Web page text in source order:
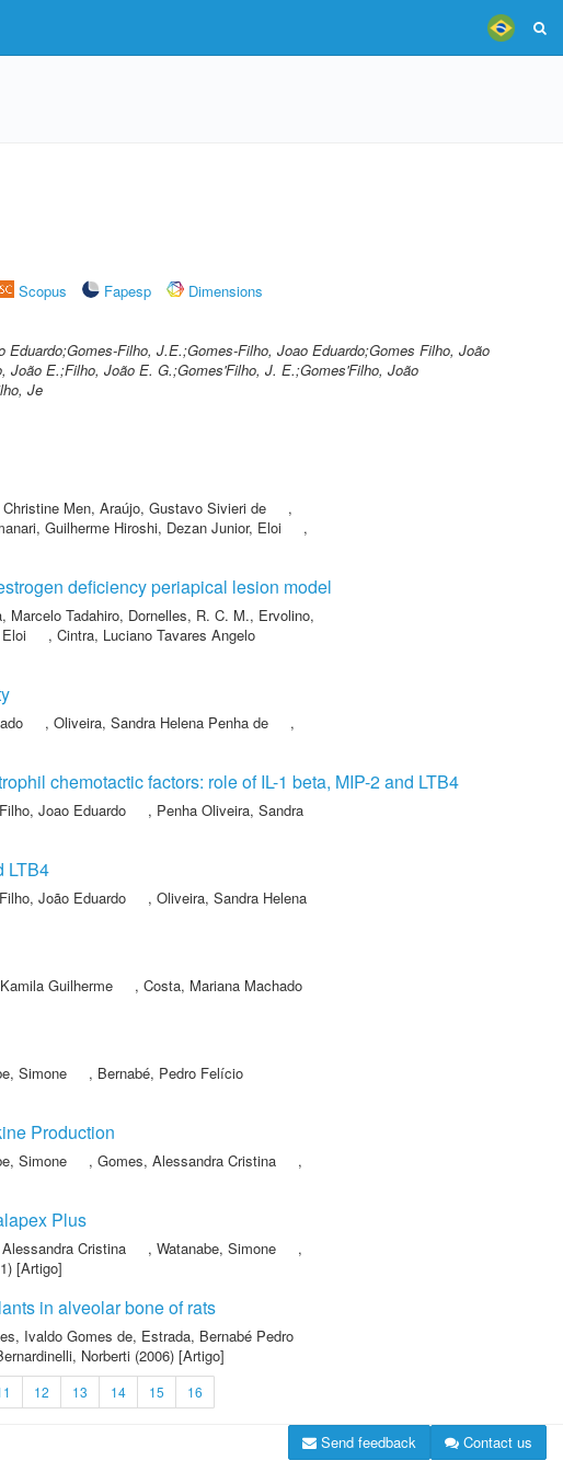
Scopus Fapesp
Dimensions
Filho, J.E.;Gomes-Filho, Joao Eduardo;Gomes Filho, João
João E.;Filho, João E. G.;Gomes'Filho, J. E.;Gomes'Filho, João
Je
Men, Araújo, Gustavo Sivieri de
,
Guilherme Hiroshi, Dezan Junior, Eloi
,
deficiency periapical lesion model
Marcelo Tadahiro, Dornelles, R. C. M., Ervolino,
, Cintra, Luciano Tavares Angelo
, Oliveira, Sandra Helena Penha de
,
chemotactic factors: role of IL-1 beta, MIP-2 and LTB4
Joao Eduardo , Penha Oliveira, Sandra
LTB4
João Eduardo , Oliveira, Sandra Helena
Guilherme , Costa, Mariana Machado
Simone , Bernabé, Pedro Felício
Production
Simone , Gomes, Alessandra Cristina
,
Plus
Cristina , Watanabe, Simone
,
[Artigo]
in alveolar bone of rats
Ivaldo Gomes de, Estrada, Bernabé Pedro
Norberti (2006) [Artigo]
12 13 14 15 16
Contact us
Send feedback